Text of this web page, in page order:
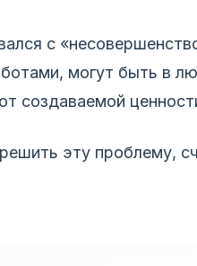
с
могут быть в
создаваемой
эту проблему,